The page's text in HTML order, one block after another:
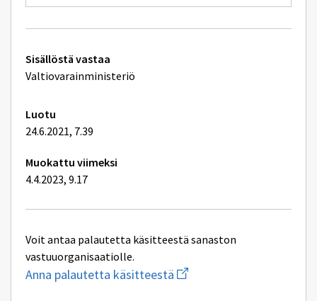
Tekniset
lisätiedot
Sisällöstä vastaa
Valtiovarainministeriö
Luotu
24.6.2021, 7.39
Muokattu viimeksi
4.4.2023, 9.17
Voit antaa palautetta käsitteestä sanaston
vastuuorganisaatiolle.
Anna palautetta käsitteestä Aloita
uuden